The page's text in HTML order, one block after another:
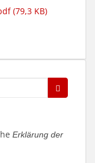
(79,3 KB)
Erklärung der